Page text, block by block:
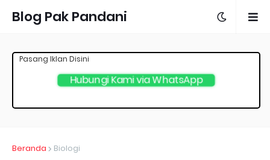
Blog Pak Pandani
Hubungi Kami via WhatsApp
Pasang Iklan Disini
Beranda Biologi